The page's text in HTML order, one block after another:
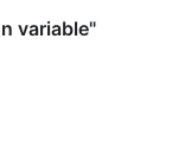
variable"